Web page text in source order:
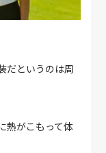
だというのは周
熱がこもって体